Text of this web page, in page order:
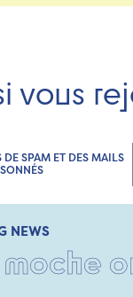
vous
DE SPAM ET DES MAILS
NEWS